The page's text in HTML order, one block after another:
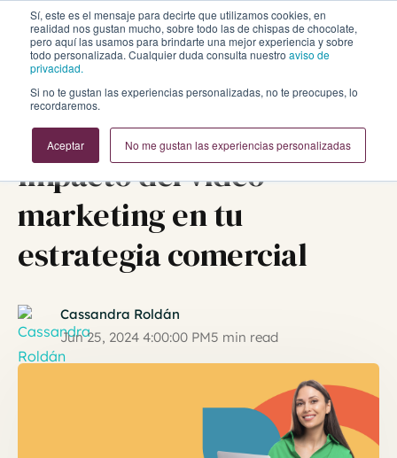
Sí, este es el mensaje para decirte que utilizamos cookies, en
realidad nos gustan mucho, sobre todo las de chispas de chocolate,
pero aquí las usamos para brindarte una mejor experiencia y sobre
todo personalizada. Cualquier duda consulta nuestro aviso de
privacidad.
Si no te gustan las experiencias personalizadas, no te preocupes, lo
recordaremos.
Aceptar No me gustan las experiencias personalizadas
Inbound Marketing y Ventas HubSpot
Impacto del video
marketing en tu
estrategia comercial
Cassandra Roldán
Jun 25, 2024 4:00:00 PM5 min read